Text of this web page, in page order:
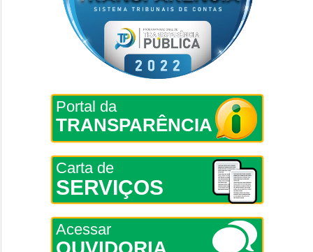
Portal da
TRANSPARÊNCIA
Carta de
SERVIÇOS
Acessar